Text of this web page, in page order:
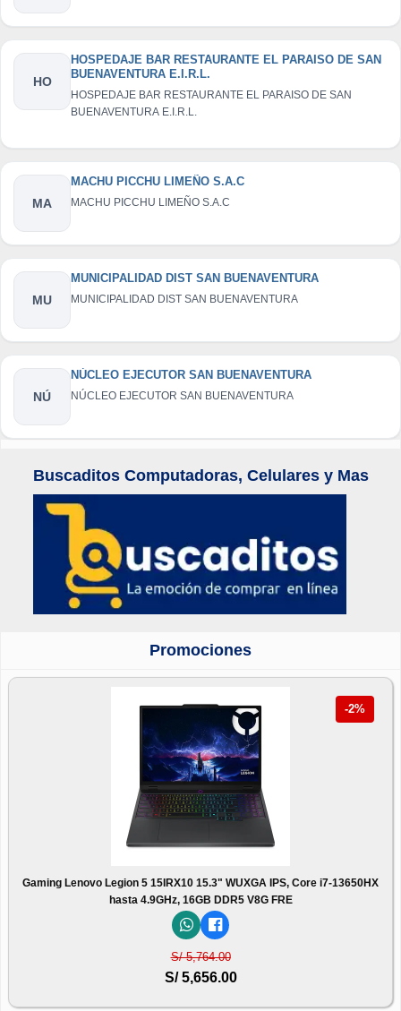
HO
HOSPEDAJE BAR RESTAURANTE EL PARAISO DE SAN
BUENAVENTURA E.I.R.L.
HOSPEDAJE BAR RESTAURANTE EL PARAISO DE SAN
BUENAVENTURA E.I.R.L.
MA
MACHU PICCHU LIMEÑO S.A.C
MACHU PICCHU LIMEÑO S.A.C
MU
MUNICIPALIDAD DIST SAN BUENAVENTURA
MUNICIPALIDAD DIST SAN BUENAVENTURA
NÚ
NÚCLEO EJECUTOR SAN BUENAVENTURA
NÚCLEO EJECUTOR SAN BUENAVENTURA
Buscaditos Computadoras, Celulares y Mas
Promociones
-2%
Gaming Lenovo Legion 5 15IRX10 15.3" WUXGA IPS, Core i7-13650HX
hasta 4.9GHz, 16GB DDR5 V8G FRE
S/ 5,764.00
S/ 5,656.00